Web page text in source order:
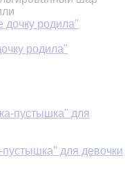
родила"
для девочки